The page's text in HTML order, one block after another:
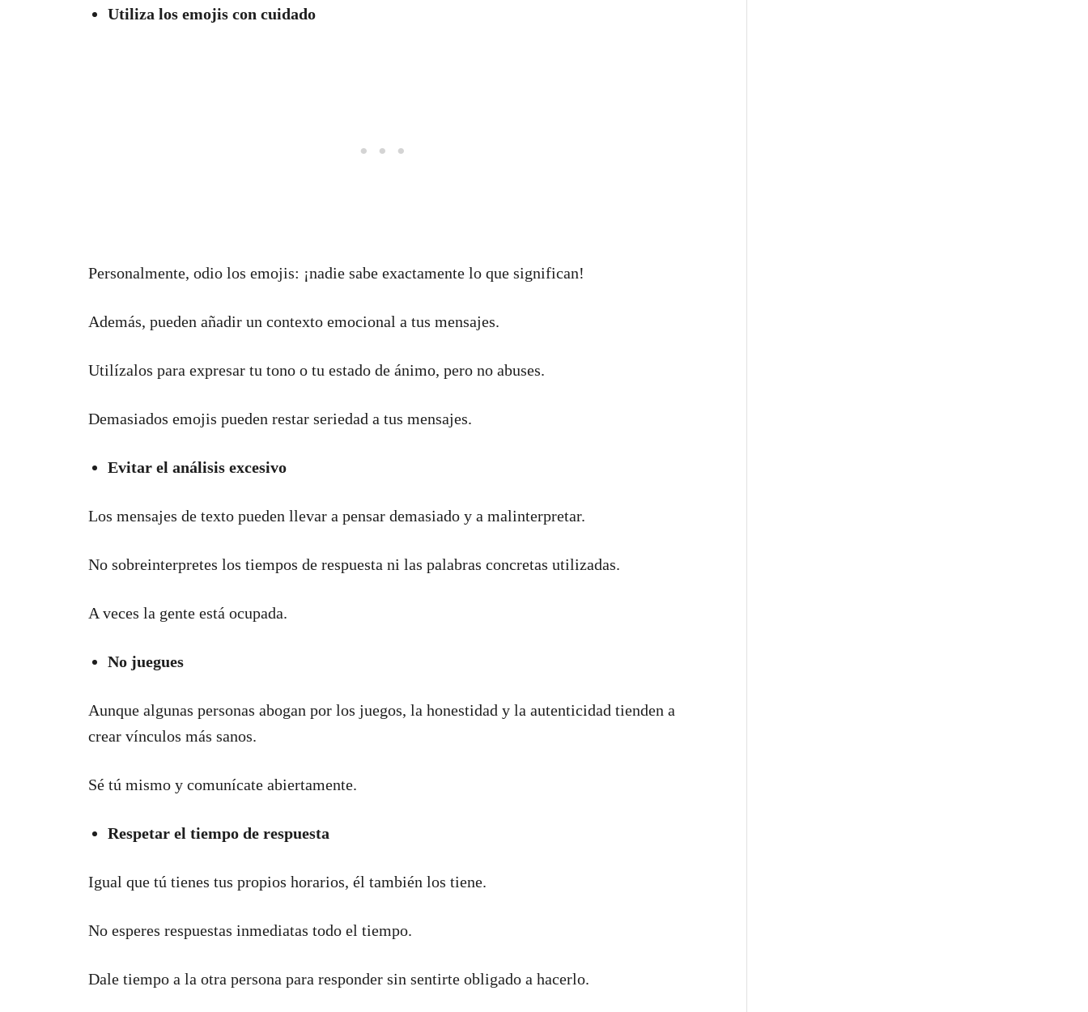
Utiliza los emojis con cuidado
Personalmente, odio los emojis: ¡nadie sabe exactamente lo que significan!
Además, pueden añadir un contexto emocional a tus mensajes.
Utilízalos para expresar tu tono o tu estado de ánimo, pero no abuses.
Demasiados emojis pueden restar seriedad a tus mensajes.
Evitar el análisis excesivo
Los mensajes de texto pueden llevar a pensar demasiado y a malinterpretar.
No sobreinterpretes los tiempos de respuesta ni las palabras concretas utilizadas.
A veces la gente está ocupada.
No juegues
Aunque algunas personas abogan por los juegos, la honestidad y la autenticidad tienden a
crear vínculos más sanos.
Sé tú mismo y comunícate abiertamente.
Respetar el tiempo de respuesta
Igual que tú tienes tus propios horarios, él también los tiene.
No esperes respuestas inmediatas todo el tiempo.
Dale tiempo a la otra persona para responder sin sentirte obligado a hacerlo.